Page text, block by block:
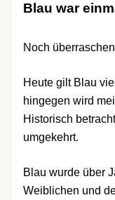
Blau war
Noch
Heute gilt Blau
hingegen wird
Historisch
umgekehrt.
Blau wurde über
Weiblichen und